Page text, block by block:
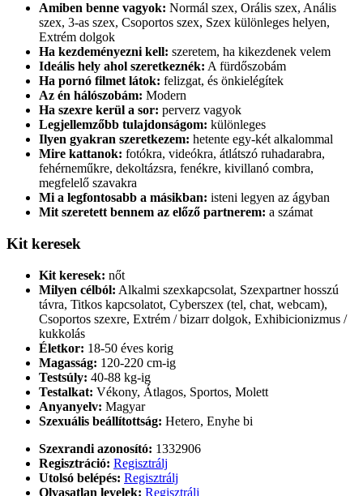
Amiben benne vagyok: Normál szex, Orális szex, Anális
szex, 3-as szex, Csoportos szex, Szex különleges helyen,
Extrém dolgok
Ha kezdeményezni kell: szeretem, ha kikezdenek velem
Ideális hely ahol szeretkeznék: A fürdőszobám
Ha pornó filmet látok: felizgat, és önkielégítek
Az én hálószobám: Modern
Ha szexre kerül a sor: perverz vagyok
Legjellemzőbb tulajdonságom: különleges
Ilyen gyakran szeretkezem: hetente egy-két alkalommal
Mire kattanok: fotókra, videókra, átlátszó ruhadarabra,
fehérneműkre, dekoltázsra, fenékre, kivillanó combra,
megfelelő szavakra
Mi a legfontosabb a másikban: isteni legyen az ágyban
Mit szeretett bennem az előző partnerem: a számat
Kit keresek
Kit keresek: nőt
Milyen célból: Alkalmi szexkapcsolat, Szexpartner hosszú
távra, Titkos kapcsolatot, Cyberszex (tel, chat, webcam),
Csoportos szexre, Extrém / bizarr dolgok, Exhibicionizmus /
kukkolás
Életkor: 18-50 éves korig
Magasság: 120-220 cm-ig
Testsúly: 40-88 kg-ig
Testalkat: Vékony, Átlagos, Sportos, Molett
Anyanyelv: Magyar
Szexuális beállítottság: Hetero, Enyhe bi
Szexrandi azonosító: 1332906
Regisztráció: Regisztrálj
Utolsó belépés: Regisztrálj
Olvasatlan levelek: Regisztrálj